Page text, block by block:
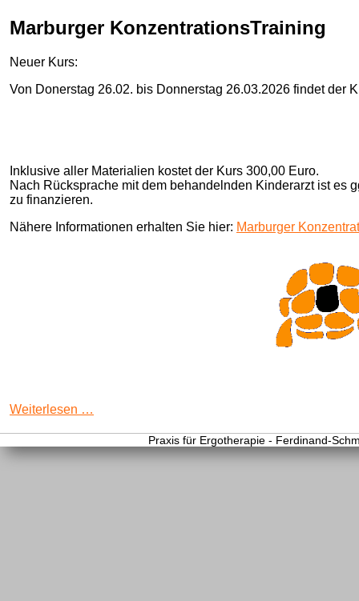
Marburger KonzentrationsTraining
Neuer Kurs:
Von Donerstag 26.02. bis Donnerstag 26.03.2026 findet der
Inklusive aller Materialien kostet der Kurs 300,00 Euro.
Nach Rücksprache mit dem behandelnden Kinderarzt ist es
zu finanzieren.
Nähere Informationen erhalten Sie hier: Marburger
Weiterlesen …
Praxis für Ergotherapie - Ferdinand-